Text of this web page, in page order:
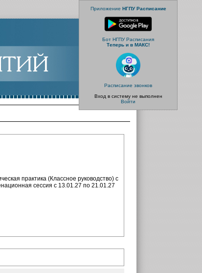
Приложение НГПУ Расписание
Бот НГПУ Расписания
Теперь и в МАКС!
Расписание звонков
Вход в систему не выполнен
Войти
практика (Классное руководство) с
сессия с 13.01.27 по 21.01.27